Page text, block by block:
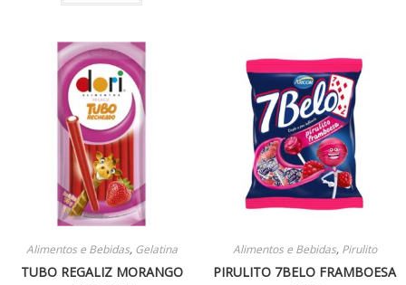
Alimentos e Bebidas, Gelatina
TUBO REGALIZ MORANGO
Alimentos e Bebidas, Pirulito
PIRULITO 7BELO FRAMBOESA